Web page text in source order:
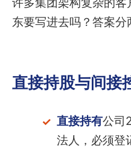
东要写进去吗？答案分
直接持股与间接
直接持有公司
法人，必须登